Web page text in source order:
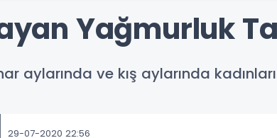
Yağmurluk
aylarında ve kış aylarında
29-07-2020 22:56